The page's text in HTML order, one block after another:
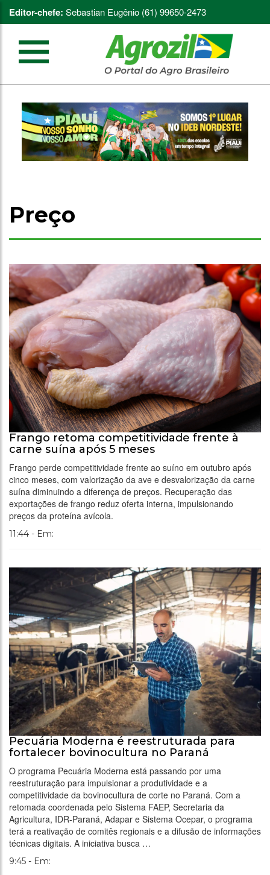
Editor-chefe: Sebastian Eugênio (61) 99650-2473
Preço
Frango retoma competitividade frente à
carne suína após 5 meses
Frango perde competitividade frente ao suíno em outubro após
cinco meses, com valorização da ave e desvalorização da carne
suína diminuindo a diferença de preços. Recuperação das
exportações de frango reduz oferta interna, impulsionando
preços da proteína avícola.
11:44 - Em:
Pecuária Moderna é reestruturada para
fortalecer bovinocultura no Paraná
O programa Pecuária Moderna está passando por uma
reestruturação para impulsionar a produtividade e a
competitividade da bovinocultura de corte no Paraná. Com a
retomada coordenada pelo Sistema FAEP, Secretaria da
Agricultura, IDR-Paraná, Adapar e Sistema Ocepar, o programa
terá a reativação de comitês regionais e a difusão de informações
técnicas digitais. A iniciativa busca …
9:45 - Em: